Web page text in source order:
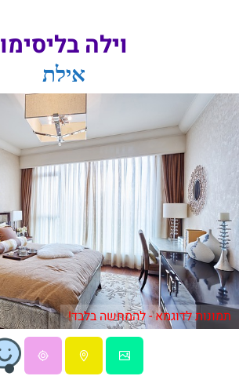
וילה בליסימו
אילת
תמונות לדוגמא - להמחשה בלבד!